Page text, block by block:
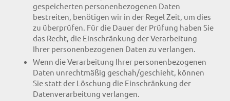
gespeicherten personenbezogenen Daten
bestreiten, benötigen wir in der Regel Zeit, um dies
zu überprüfen. Für die Dauer der Prüfung haben Sie
das Recht, die Einschränkung der Verarbeitung
Ihrer personenbezogenen Daten zu verlangen.
Wenn die Verarbeitung Ihrer personenbezogenen
Daten unrechtmäßig geschah/geschieht, können
Sie statt der Löschung die Einschränkung der
Datenverarbeitung verlangen.